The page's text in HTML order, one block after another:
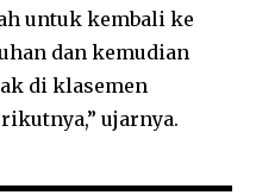
untuk kembali ke
dan kemudian
di klasemen
ujarnya.